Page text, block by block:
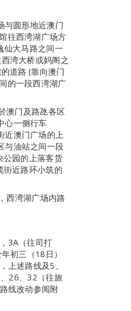
与圆形地近澳门
往西湾湖广场方
仙大马路之间一
湾大桥或妈阁之
道路 (靠向澳门
的一段西湾湖广
澳门及路氹各区
心一侧行车
近澳门广场的上
与油站之间一段
公园的上落客货
街近路环小筑的
西湾湖广场内路
3A（往司打
初三（18日）
上述路线及5、
26、32（往旅
线改动参阅附